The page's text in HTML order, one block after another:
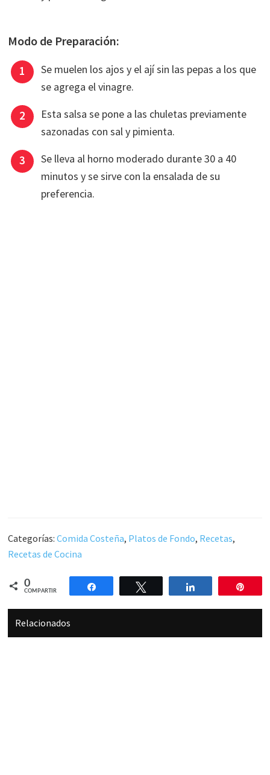
Modo de Preparación:
Se muelen los ajos y el ají sin las pepas a los que
se agrega el vinagre.
Esta salsa se pone a las chuletas previamente
sazonadas con sal y pimienta.
Se lleva al horno moderado durante 30 a 40
minutos y se sirve con la ensalada de su
preferencia.
Categorías:Comida Costeña, Platos de Fondo, Recetas,
Recetas de Cocina
0
COMPARTIR
Compartir Compartir
Relacionados